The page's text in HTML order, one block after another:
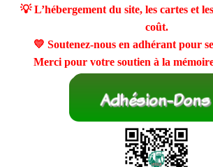
💡 L’hébergement du site, les cartes et
coût.
💛 Soutenez-nous en adhérant pour
Merci pour votre soutien à la